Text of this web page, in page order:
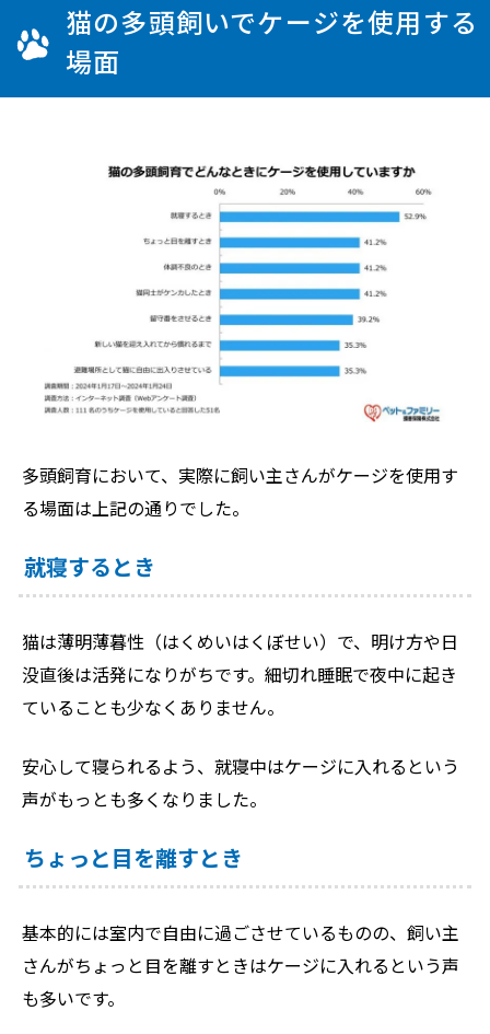
猫の多頭飼いでケージを使用する
場面
多頭飼育において、実際に飼い主さんがケージを使用す
る場面は上記の通りでした。
就寝するとき
猫は薄明薄暮性（はくめいはくぼせい）で、明け方や日
没直後は活発になりがちです。細切れ睡眠で夜中に起き
ていることも少なくありません。
安心して寝られるよう、就寝中はケージに入れるという
声がもっとも多くなりました。
ちょっと目を離すとき
基本的には室内で自由に過ごさせているものの、飼い主
さんがちょっと目を離すときはケージに入れるという声
も多いです。